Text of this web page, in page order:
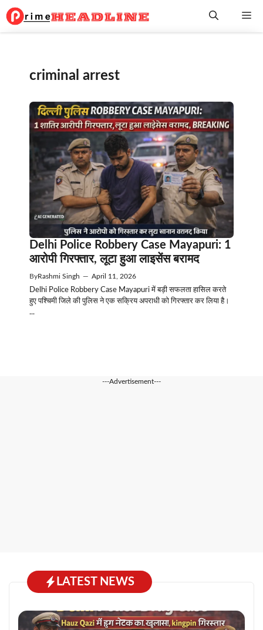
Skip
to
criminal arrest
Delhi Police Robbery Case Mayapuri: 1
आरोपी गिरफ्तार, लूटा हुआ लाइसेंस बरामद
ByRashmi Singh — April 11, 2026
Delhi Police Robbery Case Mayapuri में बड़ी सफलता हासिल करते
हुए पश्चिमी जिले की पुलिस ने एक सक्रिय अपराधी को गिरफ्तार कर लिया है।
...
---Advertisement---
LATEST NEWS